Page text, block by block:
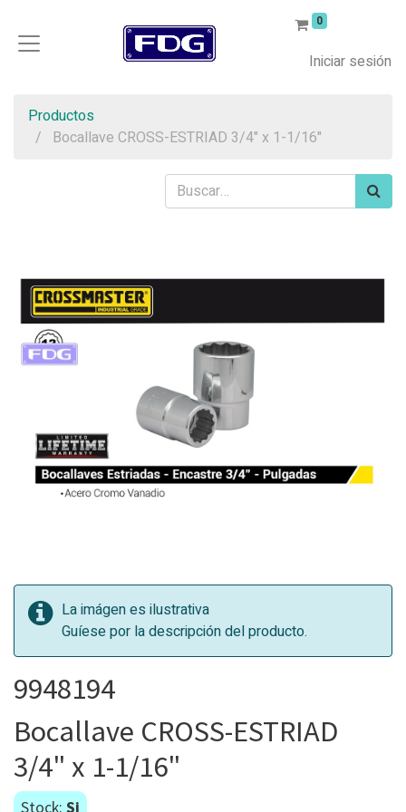
0
Iniciar sesión
Productos
Bocallave CROSS-ESTRIAD 3/4" x 1-1/16"
La imágen es ilustrativa
Guíese por la descripción del producto.
9948194
Bocallave CROSS-ESTRIAD
3/4" x 1-1/16"
Stock: Si